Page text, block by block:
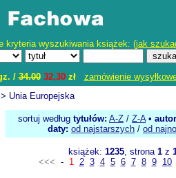
kryteria wyszukiwania książek: (jak
/34.00 32,30zł
zamówienie
> Unia Europejska
sortuj według tytułów: A-Z / Z-A•
daty: od najstarszych / od
książek: 1235, strona 1z
<<< - 1 2 3 4 5 6 7 8 9 10